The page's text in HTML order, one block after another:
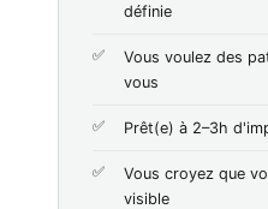
définie
Vous voulez des
vous
Prêt(e) à 2–3h
Vous croyez que
visible